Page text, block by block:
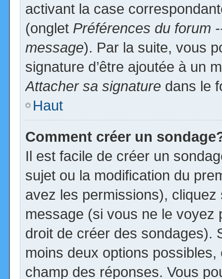
activant la case
(onglet Préférences du forum
message). Par la suite, vous
signature d’être ajoutée à un
Attacher sa signature dans le
Haut
Comment créer un
Il est facile de créer un
sujet ou la modification du
avez les permissions), cliquez
message (si vous ne le voyez
droit de créer des sondages).
moins deux options
champ des réponses. Vous